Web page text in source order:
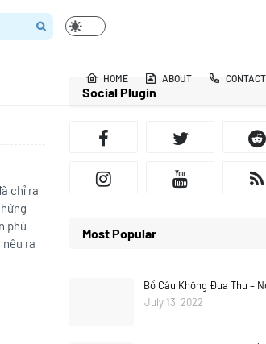
HOME ABOUT CONTACT
chỉ ra
phù
ra
Social Plugin
Most Popular
Bồ Câu Không Đưa Thư –
July 13, 2022